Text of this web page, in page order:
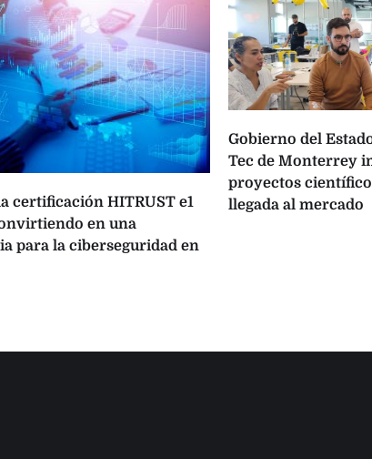
certificación HITRUST e1
en una
para la ciberseguridad en
Gobierno del
Tec de Monterrey
proyectos
llegada al mercado